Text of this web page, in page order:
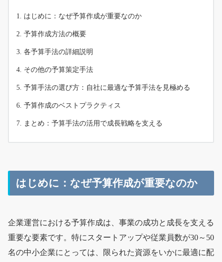
はじめに：なぜ予算作成が重要なのか
予算作成方法の概要
各予算手法の詳細説明
その他の予算策定手法
予算手法の選び方：自社に最適な予算手法を見極める
予算作成のベストプラクティス
まとめ：予算手法の活用で成長戦略を支える
はじめに：なぜ予算作成が重要なのか
企業運営における予算作成は、事業の成功と成長を支える
重要な要素です。特にスタートアップや従業員数が30～50
名の中小企業にとっては、限られた資源をいかに最適に配